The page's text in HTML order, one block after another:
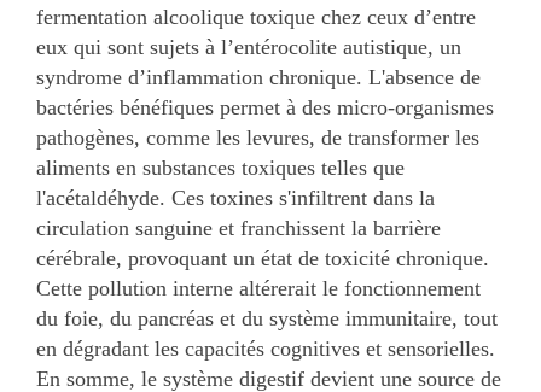
fermentation alcoolique toxique chez ceux d’entre
eux qui sont sujets à l’entérocolite autistique, un
syndrome d’inflammation chronique. L'absence de
bactéries bénéfiques permet à des micro-organismes
pathogènes, comme les levures, de transformer les
aliments en substances toxiques telles que
l'acétaldéhyde. Ces toxines s'infiltrent dans la
circulation sanguine et franchissent la barrière
cérébrale, provoquant un état de toxicité chronique.
Cette pollution interne altérerait le fonctionnement
du foie, du pancréas et du système immunitaire, tout
en dégradant les capacités cognitives et sensorielles.
En somme, le système digestif devient une source de